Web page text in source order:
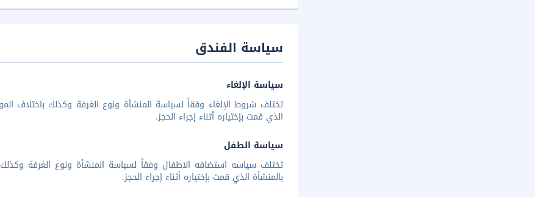
سياسة الفندق
سياسة الإلغاء
تختلف شروط الإلغاء وفقاً لسياسة المنشأة ونوع الغرفة وكذلك باختلاف
الذي قمت بإختياره أثناء إجراء الحجز.
سياسة الطفل
تختلف سياسه استضافه الاطفال وفقاً لسياسة المنشأة ونوع الغرفة
بالمنشأة الذي قمت بإختياره أثناء إجراء الحجز.